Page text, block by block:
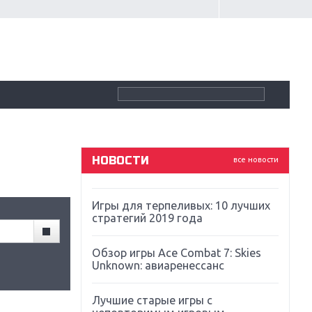
все новости
НОВОСТИ
Souls
Far Cry 5: хвалить нельзя ругать
Игры для терпеливых: 10 лучших
стратегий 2019 года
Обзор игры Ace Combat 7: Skies
Unknown: авиаренессанс
Лучшие старые игры с